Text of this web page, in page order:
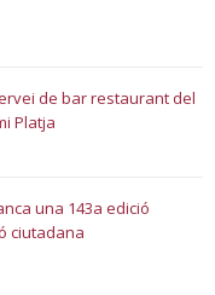
de bar restaurant del
Platja
una 143a edició
ciutadana